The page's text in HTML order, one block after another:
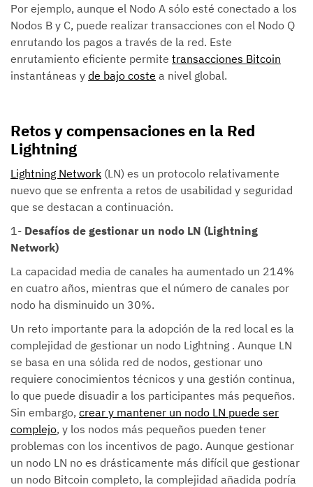
Por ejemplo, aunque el Nodo A sólo esté conectado a los
Nodos B y C, puede realizar transacciones con el Nodo Q
enrutando los pagos a través de la red. Este
enrutamiento eficiente permite transacciones Bitcoin
instantáneas y de bajo coste a nivel global.
Retos y compensaciones en la Red
Lightning
Lightning Network (LN) es un protocolo relativamente
nuevo que se enfrenta a retos de usabilidad y seguridad
que se destacan a continuación.
1- Desafíos de gestionar un nodo LN (Lightning
Network)
La capacidad media de canales ha aumentado un 214%
en cuatro años, mientras que el número de canales por
nodo ha disminuido un 30%.
Un reto importante para la adopción de la red local es la
complejidad de gestionar un nodo Lightning . Aunque LN
se basa en una sólida red de nodos, gestionar uno
requiere conocimientos técnicos y una gestión continua,
lo que puede disuadir a los participantes más pequeños.
Sin embargo, crear y mantener un nodo LN puede ser
complejo, y los nodos más pequeños pueden tener
problemas con los incentivos de pago. Aunque gestionar
un nodo LN no es drásticamente más difícil que gestionar
un nodo Bitcoin completo, la complejidad añadida podría